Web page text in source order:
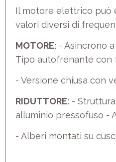
Il motore elettrico può
valori diversi di
MOTORE: - Asincrono
Tipo autofrenante con
- Versione chiusa con
RIDUTTORE: -
alluminio pressofuso -
- Alberi montati su